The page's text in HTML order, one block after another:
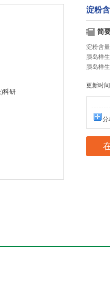
淀粉
简
淀粉含
胰岛样
胰岛样
更新时
分